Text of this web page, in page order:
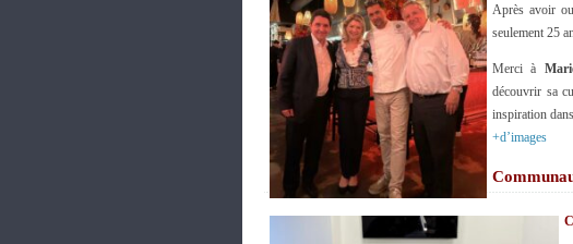
Après avoir
seulement 25
Merci à
découvrir sa
inspiration
+d’images